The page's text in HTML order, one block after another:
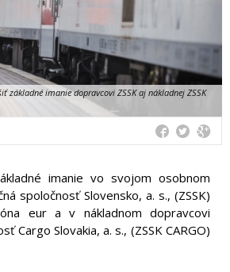
základné imanie dopravcovi ZSSK aj nákladnej ZSSK
imanie vo svojom osobnom
spoločnosť Slovensko, a. s., (ZSSK)
eur a v nákladnom dopravcovi
Cargo Slovakia, a. s., (ZSSK CARGO)